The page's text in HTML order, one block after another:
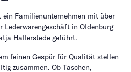
Familienunternehmen mit über
Lederwarengeschäft in Oldenburg
Hallerstede geführt.
feinen Gespür für Qualität stellen
zusammen. Ob Taschen,